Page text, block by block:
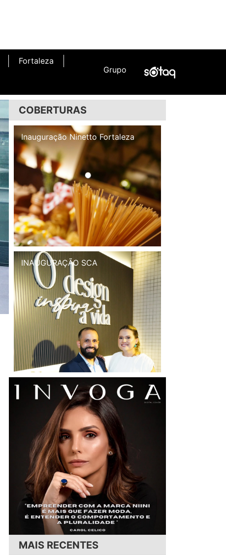
Fortaleza
Grupo
COBERTURAS
Inauguração Illa Café
INAUGURAÇÃO SCA
MAIS RECENTES